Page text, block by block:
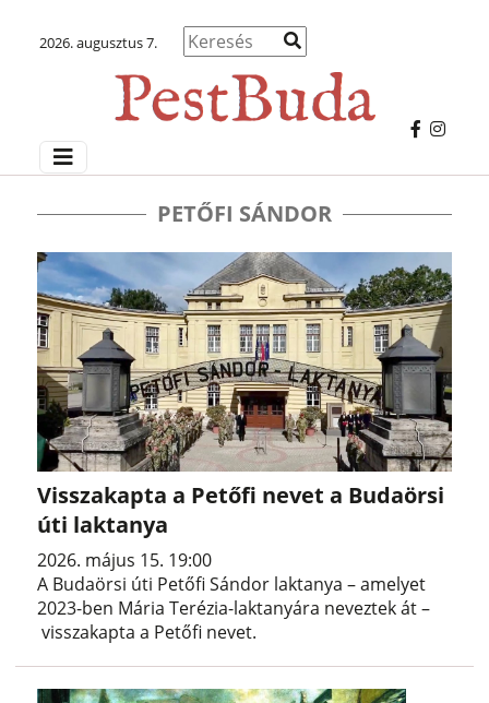
2026. augusztus 7.
PETŐFI SÁNDOR
Visszakapta a Petőfi nevet a Budaörsi
úti laktanya
2026. május 15. 19:00
A Budaörsi úti Petőfi Sándor laktanya – amelyet
2023-ben Mária Terézia-laktanyára neveztek át –
visszakapta a Petőfi nevet.